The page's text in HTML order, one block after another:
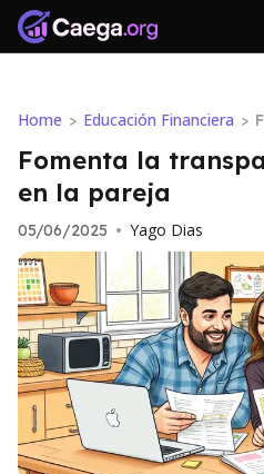
Home > Educación Financiera >
Fomenta la
en la pareja
05/06/2025 • Yago Dias